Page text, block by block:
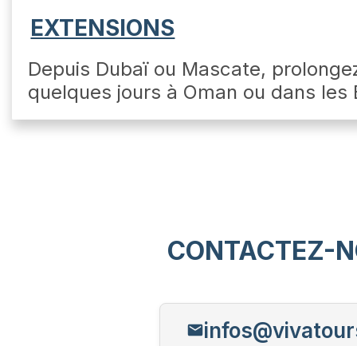
EXTENSIONS
Depuis Dubaï ou Mascate,
quelques jours à Oman ou dans les
CONTACTEZ-